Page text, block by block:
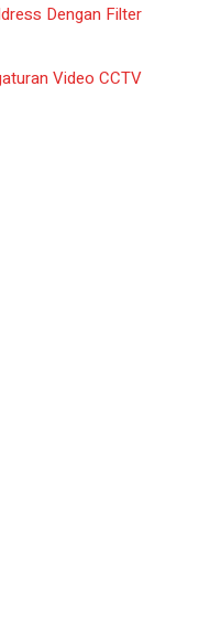
Dengan Filter
Video CCTV